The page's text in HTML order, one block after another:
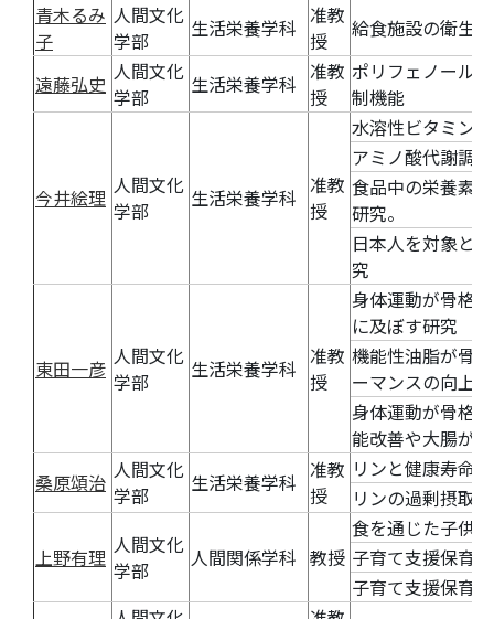
青木るみ
子
人間文化
学部
生活栄養学科 准教
授
給食施設の衛生
遠藤弘史 人間文化
学部
生活栄養学科 准教
授
ポリフェノール
制機能
今井絵理 人間文化
学部
生活栄養学科 准教
授
水溶性ビタミン
アミノ酸代謝調
食品中の栄養素(
研究。
日本人を対象と
究
東田一彦 人間文化
学部
生活栄養学科 准教
授
身体運動が骨格
に及ぼす研究
機能性油脂が骨
ーマンスの向上
身体運動が骨格
能改善や大腸が
桑原頌治 人間文化
学部
生活栄養学科 准教
授
リンと健康寿命
リンの過剰摂取
上野有理 人間文化
学部
人間関係学科 教授
食を通じた子供
子育て支援保育
子育て支援保育